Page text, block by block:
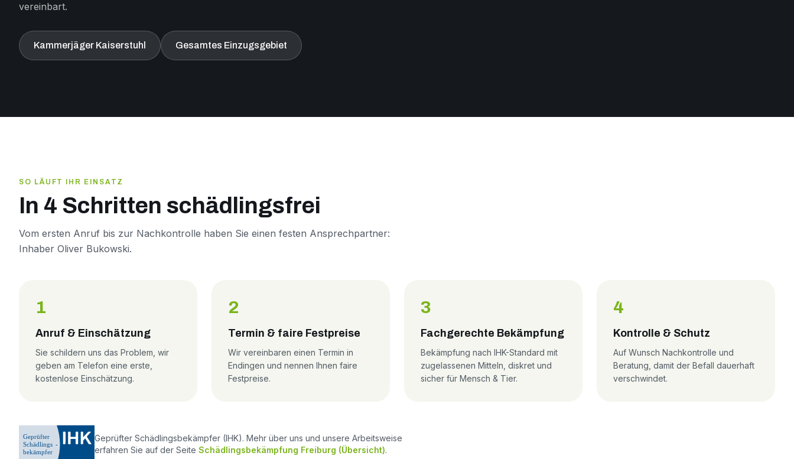
vereinbart.
Kammerjäger Kaiserstuhl Gesamtes Einzugsgebiet
SO LÄUFT IHR EINSATZ
In 4 Schritten schädlingsfrei
Vom ersten Anruf bis zur Nachkontrolle haben Sie einen festen Ansprechpartner:
Inhaber Oliver Bukowski.
1
Anruf & Einschätzung
Sie schildern uns das Problem, wir
geben am Telefon eine erste,
kostenlose Einschätzung.
2
Termin & faire Festpreise
Wir vereinbaren einen Termin in
Endingen und nennen Ihnen faire
Festpreise.
3
Fachgerechte Bekämpfung
Bekämpfung nach IHK-Standard mit
zugelassenen Mitteln, diskret und
sicher für Mensch & Tier.
4
Kontrolle & Schutz
Auf Wunsch Nachkontrolle und
Beratung, damit der Befall dauerhaft
verschwindet.
Geprüfter Schädlingsbekämpfer (IHK). Mehr über uns und unsere Arbeitsweise
erfahren Sie auf der Seite Schädlingsbekämpfung Freiburg (Übersicht).